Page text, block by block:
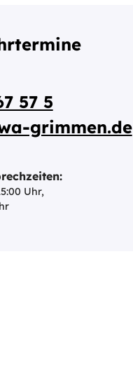
57 5
grimmen.de
Uhr,